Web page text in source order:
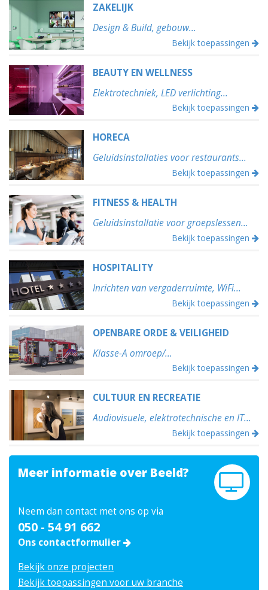
ZAKELIJK
Design & Build, gebouw...
Bekijk toepassingen
BEAUTY EN WELLNESS
Elektrotechniek, LED verlichting...
Bekijk toepassingen
HORECA
Geluidsinstallaties voor restaurants...
Bekijk toepassingen
FITNESS & HEALTH
Geluidsinstallatie voor groepslessen...
Bekijk toepassingen
HOSPITALITY
Inrichten van vergaderruimte, WiFi...
Bekijk toepassingen
OPENBARE ORDE & VEILIGHEID
Klasse-A omroep/...
Bekijk toepassingen
CULTUUR EN RECREATIE
Audiovisuele, elektrotechnische en IT...
Bekijk toepassingen
Meer informatie over Beeld?
Neem dan contact met ons op via
050 - 54 91 662
Ons contactformulier
Bekijk onze projecten
Bekijk toepassingen voor uw branche